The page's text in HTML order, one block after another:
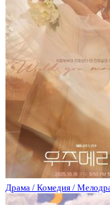
Драма / Комедия /